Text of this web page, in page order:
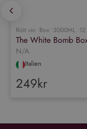
Rött vin •Box •3000ML •
The White Bomb
N/A
Italien
249kr
Integritetspolicy